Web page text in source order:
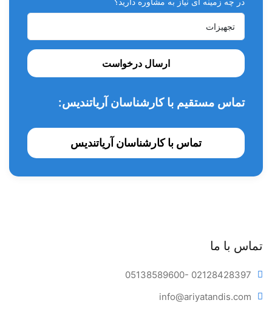
ارسال درخواست
تماس مستقیم با کارشناسان آریاتندیس:
تماس با کارشناسان آریاتندیس
تماس با ما
05138589600- 02128428397
info@ariyatandis.com